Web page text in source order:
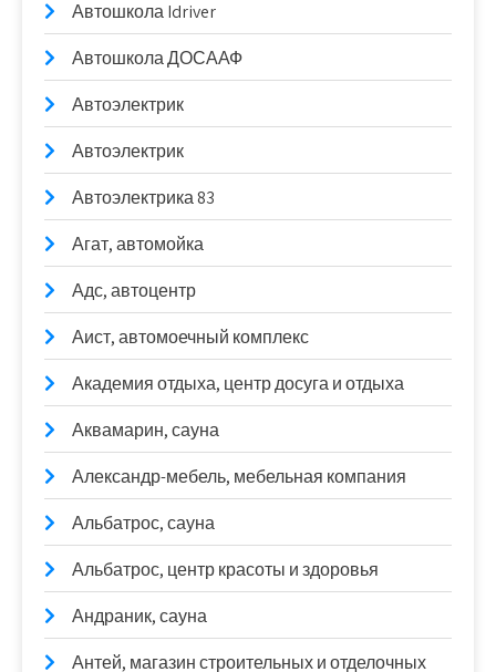
Автошкола Idriver
Автошкола ДОСААФ
Автоэлектрик
Автоэлектрик
Автоэлектрика 83
Агат, автомойка
Адс, автоцентр
Аист, автомоечный комплекс
Академия отдыха, центр досуга и отдыха
Аквамарин, сауна
Александр-мебель, мебельная компания
Альбатрос, сауна
Альбатрос, центр красоты и здоровья
Андраник, сауна
Антей, магазин строительных и отделочных